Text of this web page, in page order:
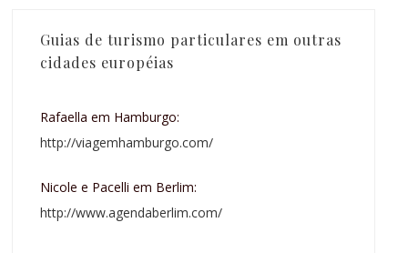
Guias de turismo particulares em outras
cidades européias
Rafaella em Hamburgo:
http://viagemhamburgo.com/
Nicole e Pacelli em Berlim:
http://www.agendaberlim.com/